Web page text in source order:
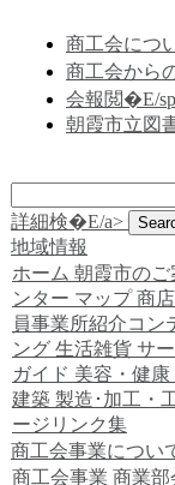
商工会につ
商工会から
会報閲�E/
朝霞市立図
詳細検�E/a>
地域情報
ホーム 朝霞市のご
ンター マップ 商
員事業所紹介コン
ング 生活雑貨 サ
ガイド 美容・健康
建築 製造･加工・
ージリンク集
商工会事業につい
商工会事業 商業部